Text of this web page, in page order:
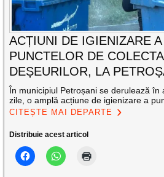
ACȚIUNI DE IGIENIZARE A
PUNCTELOR DE
DEȘEURILOR, LA
În municipiul Petroșani se derulează în
zile, o amplă acțiune de igienizare a
CITEȘTE MAI DEPARTE
Distribuie acest articol